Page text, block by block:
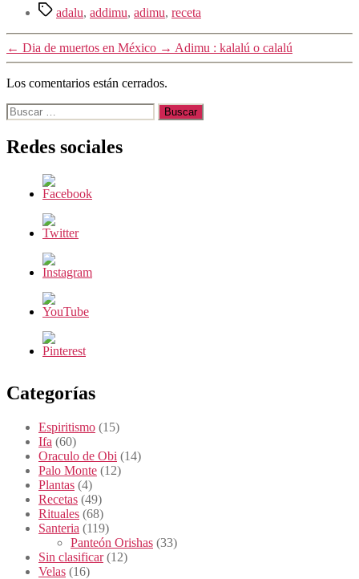
Etiquetas
adalu, addimu, adimu, receta
← Dia de muertos en México → Adimu : kalalú o calalú
Los comentarios están cerrados.
Buscar:
Redes sociales
Categorías
Espiritismo (15)
Ifa (60)
Oraculo de Obi (14)
Palo Monte (12)
Plantas (4)
Recetas (49)
Rituales (68)
Santeria (119)
Panteón Orishas (33)
Sin clasificar(12)
Velas (16)